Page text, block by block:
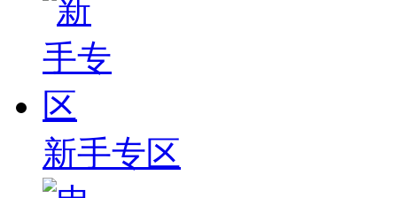
新手专区